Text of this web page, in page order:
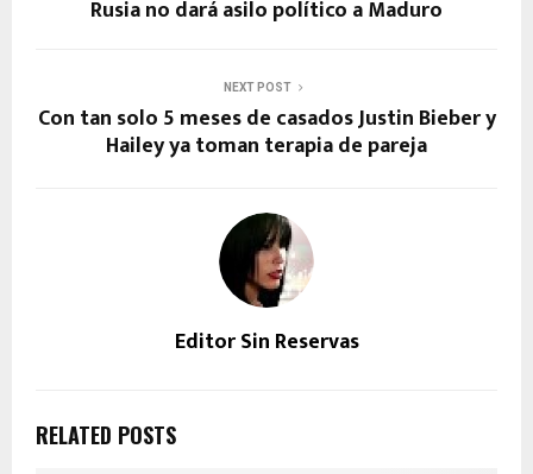
Rusia no dará asilo político a Maduro
NEXT POST
Con tan solo 5 meses de casados Justin Bieber y
Hailey ya toman terapia de pareja
Editor Sin Reservas
RELATED POSTS